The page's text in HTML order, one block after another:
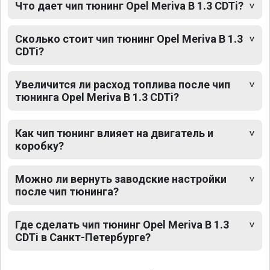
Что дает чип тюнинг Opel Meriva B 1.3 CDTi?
Сколько стоит чип тюнинг Opel Meriva B 1.3
CDTi?
Увеличится ли расход топлива после чип
тюнинга Opel Meriva B 1.3 CDTi?
Как чип тюнинг влияет на двигатель и
коробку?
Можно ли вернуть заводские настройки
после чип тюнинга?
Где сделать чип тюнинг Opel Meriva B 1.3
CDTi в Санкт-Петербурге?